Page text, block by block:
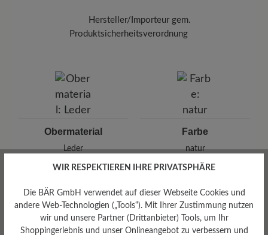
Hersteller/Importeur gem.
Produktsicherheitsverordnung
Pleidelsheimer Str. 15/1, 74321 Bietigheim-Bissingen,
E-mail:
kundenbetreuung@baer-schuhe.de
Obermaterial
Leder
Farbe
natur
Bewertungen lesen
WIR RESPEKTIEREN IHRE PRIVATSPHÄRE
Die BÄR GmbH verwendet auf dieser Webseite Cookies und
andere Web-Technologien („Tools“). Mit Ihrer Zustimmung nutzen
wir und unsere Partner (Drittanbieter) Tools, um Ihr
Shoppingerlebnis und unser Onlineangebot zu verbessern und